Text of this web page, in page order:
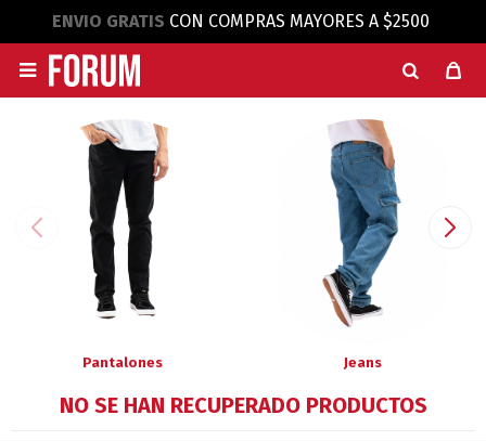
ENVIO GRATIS CON COMPRAS MAYORES A $2500

Pantalones Jeans
NO SE HAN RECUPERADO PRODUCTOS